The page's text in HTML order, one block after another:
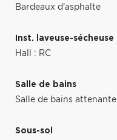
Bardeaux d'asphalte
Inst. laveuse-sécheuse
Hall : RC
Salle de bains
Salle de bains attenante
Sous-sol